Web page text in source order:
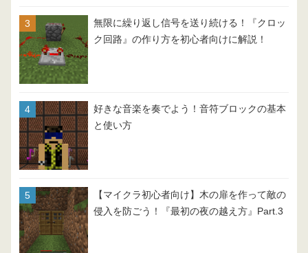
無限に繰り返し信号を送り続ける！『クロッ
ク回路』の作り方を初心者向けに解説！
好きな音楽を奏でよう！音符ブロックの基本
と使い方
【マイクラ初心者向け】木の扉を作って敵の
侵入を防ごう！『最初の夜の越え方』Part.3